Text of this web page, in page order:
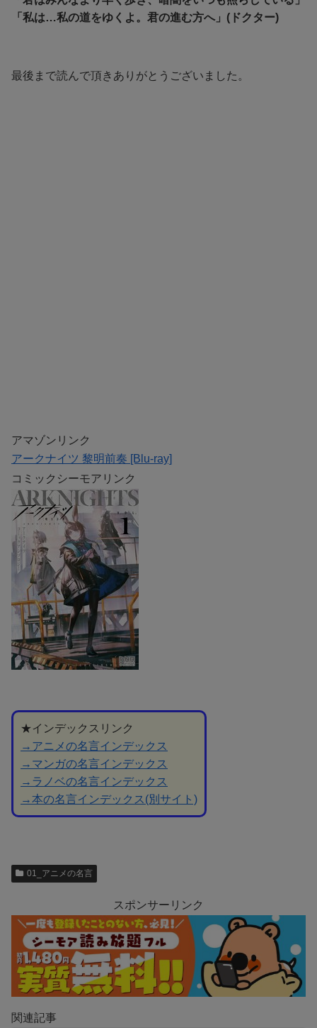
「私は…私の道をゆくよ。君の進む方へ」(ドクター)
最後まで読んで頂きありがとうございました。
アマゾンリンク
アークナイツ 黎明前奏 [Blu-ray]
コミックシーモアリンク
★インデックスリンク
→アニメの名言インデックス
→マンガの名言インデックス
→ラノベの名言インデックス
→本の名言インデックス(別サイト)
01_アニメの名言
スポンサーリンク
関連記事